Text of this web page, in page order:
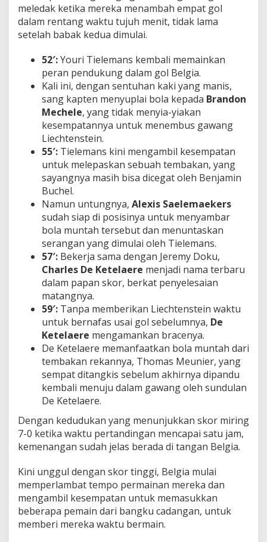
meledak ketika mereka menambah empat gol
dalam rentang waktu tujuh menit, tidak lama
setelah babak kedua dimulai.
52′:Youri Tielemans kembali memainkan
peran pendukung dalam gol Belgia.
Kali ini, dengan sentuhan kaki yang manis,
sang kapten menyuplai bola kepada Brandon
Mechele, yang tidak menyia-yiakan
kesempatannya untuk menembus gawang
Liechtenstein.
55′: Tielemans kini mengambil kesempatan
untuk melepaskan sebuah tembakan, yang
sayangnya masih bisa dicegat oleh Benjamin
Buchel.
Namun untungnya, Alexis Saelemaekers
sudah siap di posisinya untuk menyambar
bola muntah tersebut dan menuntaskan
serangan yang dimulai oleh Tielemans.
57′: Bekerja sama dengan Jeremy Doku,
Charles De Ketelaere menjadi nama terbaru
dalam papan skor, berkat penyelesaian
matangnya.
59′: Tanpa memberikan Liechtenstein waktu
untuk bernafas usai gol sebelumnya, De
Ketelaere mengamankan bracenya.
De Ketelaere memanfaatkan bola muntah dari
tembakan rekannya, Thomas Meunier, yang
sempat ditangkis sebelum akhirnya dipandu
kembali menuju dalam gawang oleh sundulan
De Ketelaere.
Dengan kedudukan yang menunjukkan skor miring
7-0 ketika waktu pertandingan mencapai satu jam,
kemenangan sudah jelas berada di tangan Belgia.
Kini unggul dengan skor tinggi, Belgia mulai
memperlambat tempo permainan mereka dan
mengambil kesempatan untuk memasukkan
beberapa pemain dari bangku cadangan, untuk
memberi mereka waktu bermain.